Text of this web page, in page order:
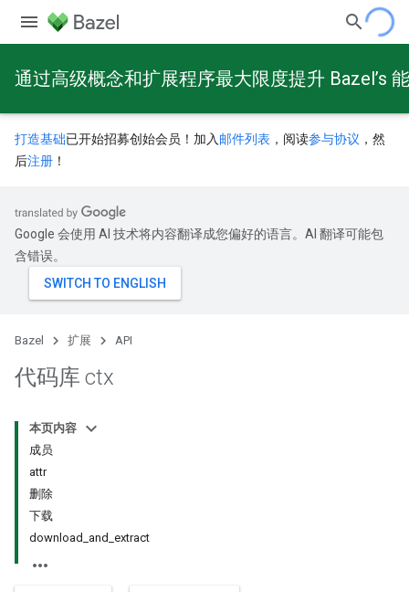
通过高级概念和扩展程序最大限度提升 Bazel’s
打造基础已开始招募创始会员！加入 邮件列表 ，阅读参与协议 ，然
后注册 ！
Google 会使用 AI 技术将内容翻译成您偏好的语言。AI 翻译可能包
含错误。
Bazel 扩展 API
代码库 ctx
本页内容
成员
attr
删除
下载
download_and_extract